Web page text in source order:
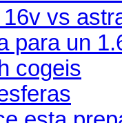
vs
para un
cogeis